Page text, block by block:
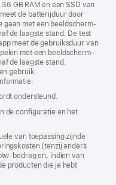
GB RAM en een SSD van
de batterijduur door
gaan met een beeldscherm­
de laagste stand. De test
meet de gebruiksduur van
met een beeldscherm­
de laagste stand.
gebruik.
ondersteund.
de configuratie en het
van toepassing zijnde
(tenzij anders
bedrag en, indien van
producten die je hebt